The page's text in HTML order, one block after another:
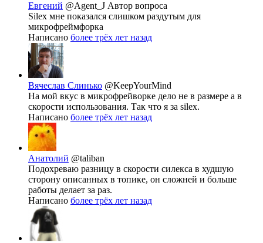
Евгений @Agent_J Автор вопроса
Silex мне показался слишком раздутым для
микрофреймфорка
Написано более трёх лет назад
Вячеслав Слинько @KeepYourMind
На мой вкус в микрофрейворке дело не в размере а в
скорости использования. Так что я за silex.
Написано более трёх лет назад
Анатолий @taliban
Подохреваю разницу в скорости силекса в худшую
сторону описанных в топике, он сложней и больше
работы делает за раз.
Написано более трёх лет назад